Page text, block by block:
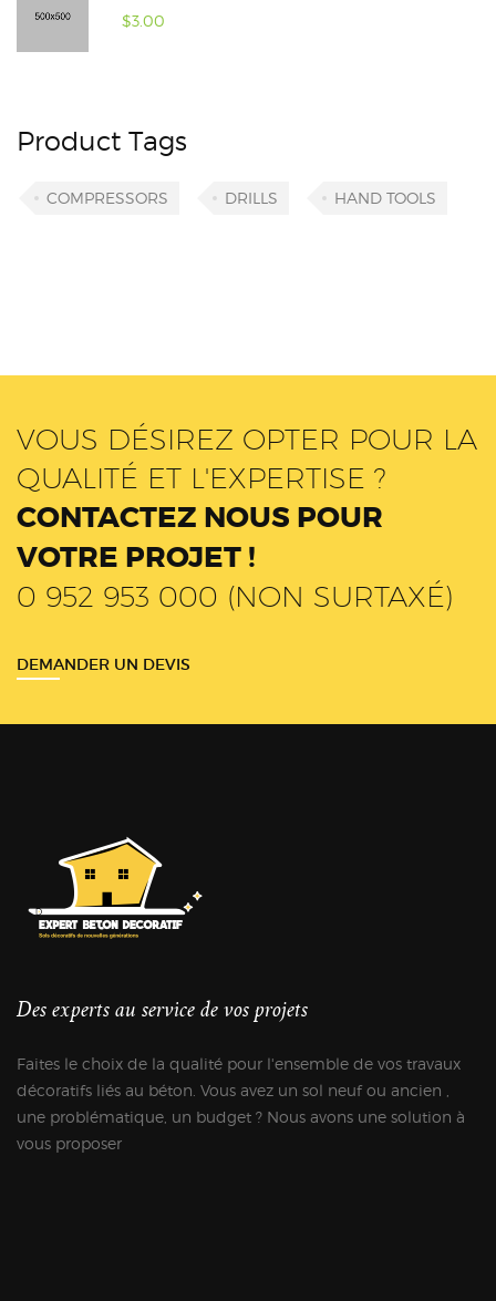
$3.00
Product Tags
COMPRESSORS DRILLS HAND TOOLS
VOUS DÉSIREZ OPTER POUR LA
QUALITÉ ET L'EXPERTISE ?
CONTACTEZ NOUS POUR
VOTRE PROJET !
0 952 953 000 (NON SURTAXÉ)
DEMANDER UN DEVIS
Des experts au service de vos projets
Faites le choix de la qualité pour l'ensemble de vos travaux
décoratifs liés au béton. Vous avez un sol neuf ou ancien ,
une problématique, un budget ? Nous avons une solution à
vous proposer